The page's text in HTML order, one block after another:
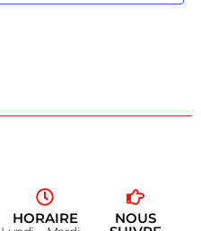
HORAIRE NOUS